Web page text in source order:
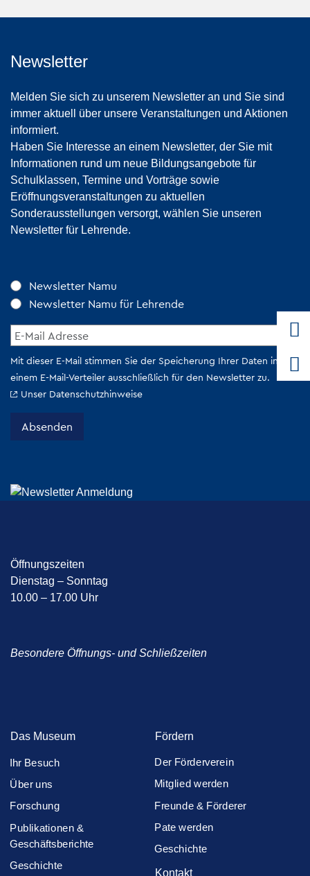
Newsletter
Melden Sie sich zu unserem Newsletter an und Sie sind
immer aktuell über unsere Veranstaltungen und Aktionen
informiert.
Haben Sie Interesse an einem Newsletter, der Sie mit
Informationen rund um neue Bildungsangebote für
Schulklassen, Termine und Vorträge sowie
Eröffnungsveranstaltungen zu aktuellen
Sonderausstellungen versorgt, wählen Sie unseren
Newsletter für Lehrende.
Öffnungszeiten
Dienstag – Sonntag
10.00 – 17.00 Uhr
Besondere Öffnungs- und Schließzeiten
Das Museum
Ihr Besuch
Über uns
Forschung
Publikationen &
Geschäftsberichte
Geschichte
Fördern
Der Förderverein
Mitglied werden
Freunde & Förderer
Pate werden
Geschichte
Kontakt